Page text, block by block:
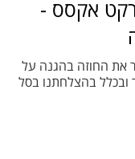
אקסס -
את החוזה בהגנה על
בהצלחתנו בסל